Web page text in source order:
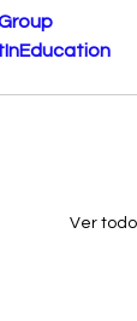
Ver todo